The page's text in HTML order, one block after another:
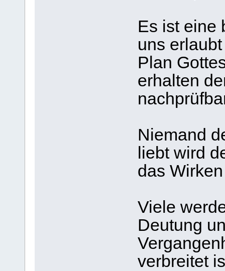
Es ist eine
uns
Plan
erhalten
Niemand
liebt wird
das
Viele
Deutung
verbreitet